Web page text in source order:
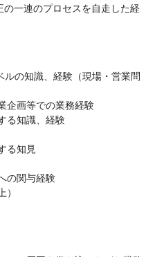
一連のプロセスを自走した経
ルの知識、経験（現場・営業問
企画等での業務経験
る知識、経験
る知見
の関与経験
）